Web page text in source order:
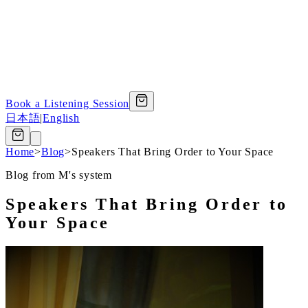
Book a Listening Session
日本語|English
Home>Blog>Speakers That Bring Order to Your Space
Blog from M's system
Speakers That Bring Order to
Your Space